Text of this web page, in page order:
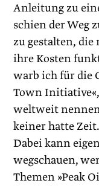
Anleitung zu
schien der Weg
zu gestalten,
ihre Kosten
warb ich für die
Town
weltweit
keiner hatte Zeit.
Dabei kann
wegschauen,
Themen »Peak